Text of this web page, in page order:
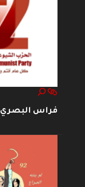
فراس البصري